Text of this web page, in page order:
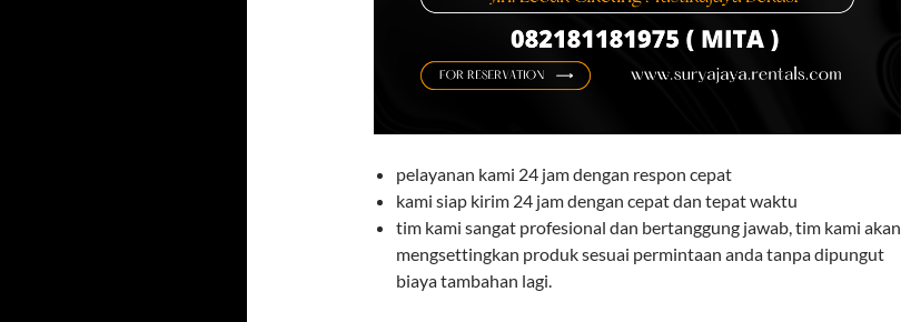
pelayanan kami 24 jam dengan respon cepat
kami siap kirim 24 jam dengan cepat dan tepat waktu
tim kami sangat profesional dan bertanggung jawab, tim kami akan
mengsettingkan produk sesuai permintaan anda tanpa dipungut
biaya tambahan lagi.